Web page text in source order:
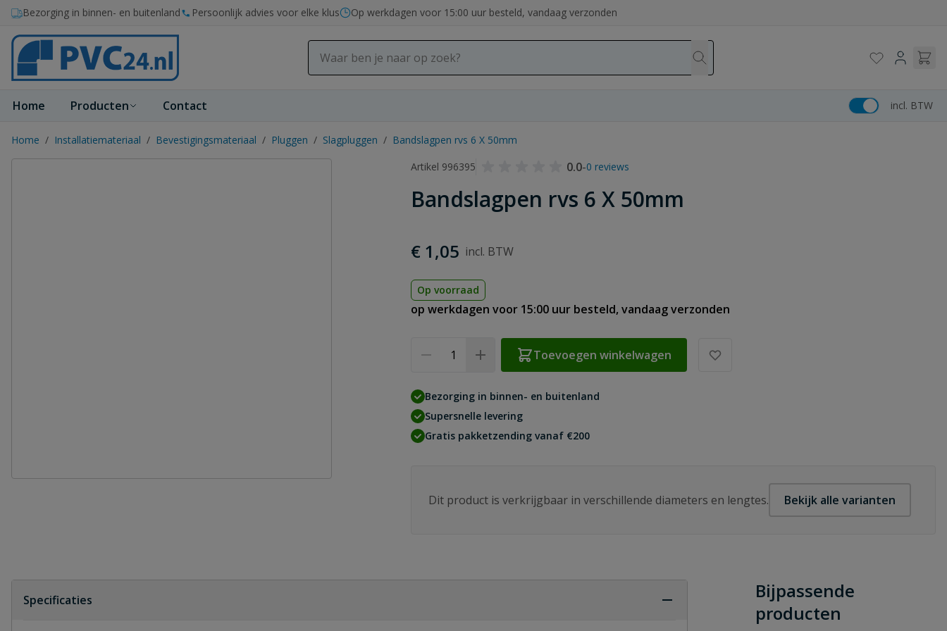
Ga naar de inhoud
Bezorging in binnen- en buitenland Persoonlijk advies voor elke klus Op werkdagen voor 15:00 uur besteld, vandaag verzonden
Home Producten Contact incl. BTW
Home / Installatiemateriaal / Bevestigingsmateriaal / Pluggen / Slagpluggen / Bandslagpen rvs 6 X 50mm
Artikel 996395
0.0-0 reviews
Bandslagpen rvs 6 X 50mm
€ 1,05
Op voorraad
op werkdagen voor 15:00 uur besteld, vandaag verzonden
Toevoegen winkelwagen
Bezorging in binnen- en buitenland
Supersnelle levering
Gratis pakketzending vanaf €200
Dit product is verkrijgbaar in verschillende diameters en lengtes. Bekijk alle varianten
Specificaties
Bijpassende
producten